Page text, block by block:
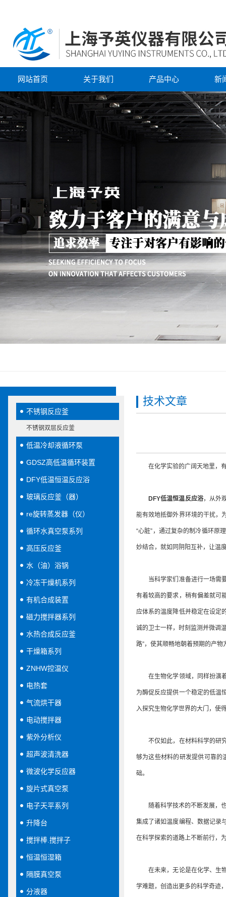
网站首页 关于我们 产品中心 新
不锈钢反应釜
不锈钢双层反应釜
低温冷却液循环泵
GDSZ高低温循环装置
DFY低温恒温反应浴
玻璃反应釜（器）
re旋转蒸发器（仪）
循环水真空泵系列
高压反应釜
水（油）浴锅
冷冻干燥机系列
有机合成装置
磁力搅拌器系列
水热合成反应釜
干燥箱系列
ZNHW控温仪
电热套
气流烘干器
电动搅拌器
紫外分析仪
超声波清洗器
微波化学反应器
旋片式真空泵
电子天平系列
升降台
搅拌棒.搅拌子
恒温恒湿箱
隔膜真空泵
分液器
技术文章
在化学实验的广阔天地里，有
DFY低温恒温反应浴，从外
能有效地抵御外界环境的干扰，
“心脏”，通过复杂的制冷循环原
妙结合，就如同阴阳互补，让温
当科学家们准备进行一场需要
有着较高的要求，稍有偏差就可
应体系的温度降低并稳定在设定
诚的卫士一样，时刻监测并微调
路”，使其顺畅地朝着预期的产物
在生物化学领域，同样扮演着
为酶促反应提供一个稳定的低温
入探究生物化学世界的大门，使
不仅如此，在材料科学的研究
够为这些材料的研发提供可靠的
础。
随着科学技术的不断发展，也
集成了诸如温度编程、数据记录
在科学探索的道路上不断前行，
在未来，无论是在化学、生物
学难题，创造出更多的科学奇迹